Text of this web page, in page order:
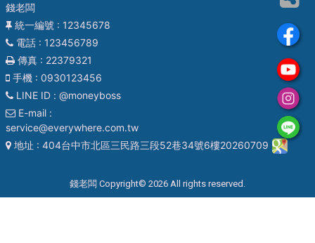
錢老闆
統一編號 : 12345678
電話: 123456789
傳真: 22379321
手機: 0930123456
LINE ID: @moneyboss
E-mail:
service@everywhere.com.tw
地址 : 404台中市北區三民路三段52巷34號6樓20260709
錢老闆 Copyright© 2026 All rights reserved.